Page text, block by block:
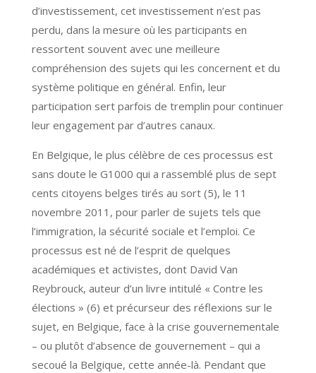
d’investissement, cet investissement n’est pas
perdu, dans la mesure où les participants en
ressortent souvent avec une meilleure
compréhension des sujets qui les concernent et du
système politique en général. Enfin, leur
participation sert parfois de tremplin pour continuer
leur engagement par d’autres canaux.
En Belgique, le plus célèbre de ces processus est
sans doute le G1000 qui a rassemblé plus de sept
cents citoyens belges tirés au sort (5), le 11
novembre 2011, pour parler de sujets tels que
l’immigration, la sécurité sociale et l’emploi. Ce
processus est né de l’esprit de quelques
académiques et activistes, dont David Van
Reybrouck, auteur d’un livre intitulé « Contre les
élections » (6) et précurseur des réflexions sur le
sujet, en Belgique, face à la crise gouvernementale
– ou plutôt d’absence de gouvernement – qui a
secoué la Belgique, cette année-là. Pendant que